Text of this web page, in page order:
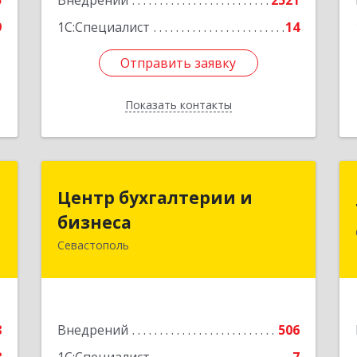
1С:Специалист
14
Отправить заявку
Показать контакты
Отправить заявку
Назад
Центр бухгалтерии и
бизнеса
Севастополь
Внедрений
506
Центр бухгалтерии и
бизнеса
299026, Севастополь г, Качинский туп,